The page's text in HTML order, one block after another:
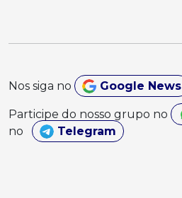
Nos siga no Google News
Participe do nosso grupo no
no
Telegram